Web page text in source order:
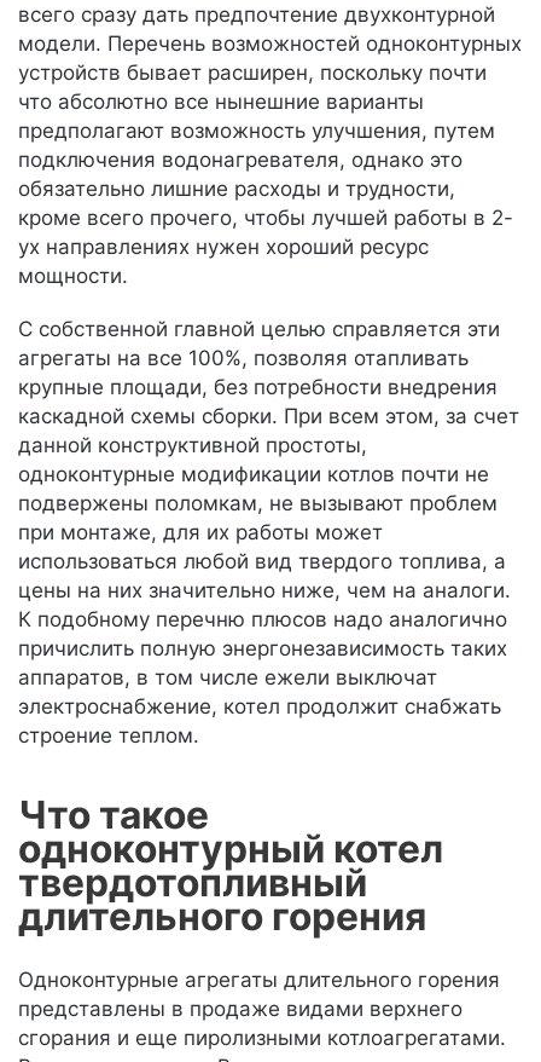
всего сразу дать предпочтение двухконтурной
модели. Перечень возможностей одноконтурных
устройств бывает расширен, поскольку почти
что абсолютно все нынешние варианты
предполагают возможность улучшения, путем
подключения водонагревателя, однако это
обязательно лишние расходы и трудности,
кроме всего прочего, чтобы лучшей работы в 2-
ух направлениях нужен хороший ресурс
мощности.
С собственной главной целью справляется эти
агрегаты на все 100%, позволяя отапливать
крупные площади, без потребности внедрения
каскадной схемы сборки. При всем этом, за счет
данной конструктивной простоты,
одноконтурные модификации котлов почти не
подвержены поломкам, не вызывают проблем
при монтаже, для их работы может
использоваться любой вид твердого топлива, а
цены на них значительно ниже, чем на аналоги.
К подобному перечню плюсов надо аналогично
причислить полную энергонезависимость таких
аппаратов, в том числе ежели выключат
электроснабжение, котел продолжит снабжать
строение теплом.
Что такое
одноконтурный котел
твердотопливный
длительного горения
Одноконтурные агрегаты длительного горения
представлены в продаже видами верхнего
сгорания и еще пиролизными котлоагрегатами.